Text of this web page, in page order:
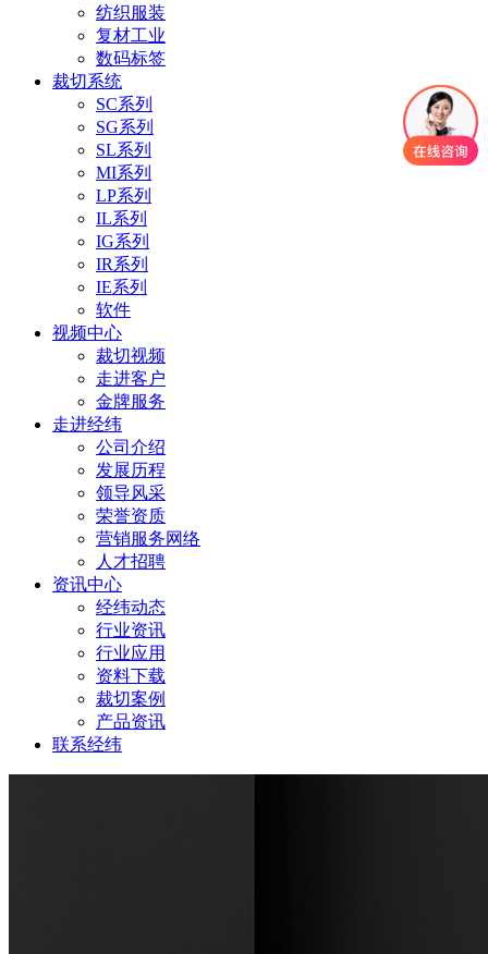
纺织服装
复材工业
数码标签
裁切系统
SC系列
SG系列
SL系列
MI系列
LP系列
IL系列
IG系列
IR系列
IE系列
软件
视频中心
裁切视频
走进客户
金牌服务
走进经纬
公司介绍
发展历程
领导风采
荣誉资质
营销服务网络
人才招聘
资讯中心
经纬动态
行业资讯
行业应用
资料下载
裁切案例
产品资讯
联系经纬